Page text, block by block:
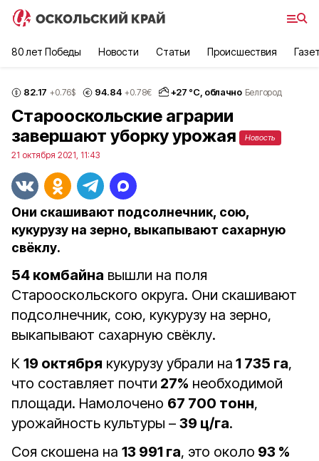
80 лет Победы Новости Статьи Происшествия
82.17 +0.76$ 94.84 +0.78€ +27 °С, облачно Белгород
Старооскольские аграрии
завершают уборку урожая
Новость
21 октября 2021, 11:43
Они скашивают подсолнечник, сою,
кукурузу на зерно, выкапывают сахарную
свёклу.
54 комбайна вышли на поля
Старооскольского округа. Они скашивают
подсолнечник, сою, кукурузу на зерно,
выкапывают сахарную свёклу.
К 19 октября кукурузу убрали на 1 735 га,
что составляет почти 27% необходимой
площади. Намолочено 67 700 тонн,
урожайность культуры – 39 ц/га.
Соя скошена на 13 991 га, это около 93 %